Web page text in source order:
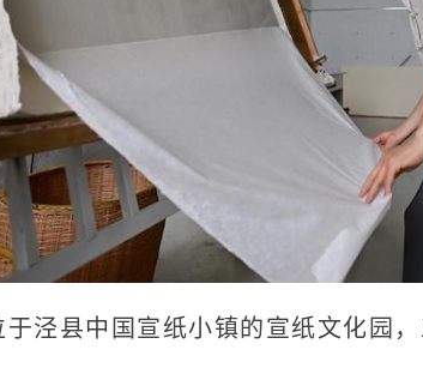
于泾县中国宣纸小镇的宣纸文化园